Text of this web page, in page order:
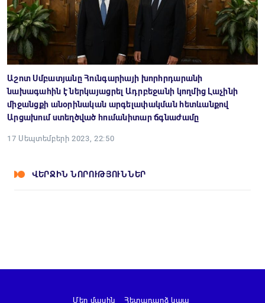
Աշոտ Սմբատյանը Հունգարիայի խորհրդարանի
նախագահին է ներկայացրել Ադրբեջանի կողմից Լաչինի
միջանցքի անօրինական արգելափակման հետևանքով
Արցախում ստեղծված հումանիտար ճգնաժամը
17 Սեպտեմբերի 2023, 22:50
ՎԵՐՋԻՆ ՆՈՐՈՒԹՅՈՒՆՆԵՐ
Մեր մասին Հետադարձ կապ